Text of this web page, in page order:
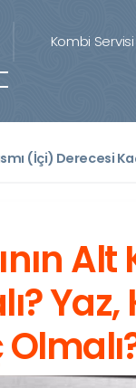
Kombi Servisi
(İçi) Derecesi
Alt
Yaz,